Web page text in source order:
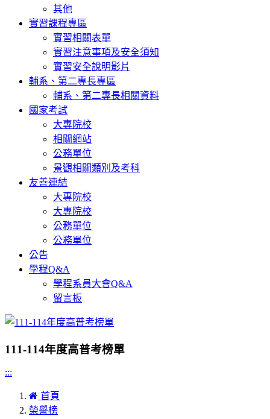
其他
實習課程專區
實習相關表單
實習注意事項及安全須知
實習安全說明影片
輔系、第二專長專區
輔系、第二專長相關資料
國家考試
大專院校
相關網站
公務單位
景觀相關類別及考科
友善連結
大專院校
大專院校
公務單位
公務單位
公告
學程Q&A
學程系員大會Q&A
留言板
111-114年度高普考榜單
:::
首頁
榮譽榜